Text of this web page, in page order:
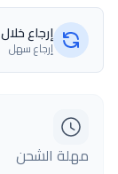
إرجاع خلال 30 يومًا
إرجاع سهل
مهلة الشحن